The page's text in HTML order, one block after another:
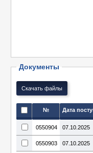
Документы
№ Дата
0550904 07.10.2025
0550903 07.10.2025